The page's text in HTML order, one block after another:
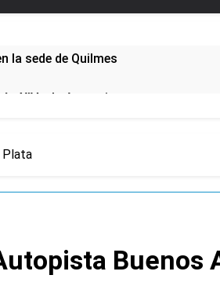
la sede de Quilmes
XIV a la Argentina
servirla correctamente
Plata
Buenos